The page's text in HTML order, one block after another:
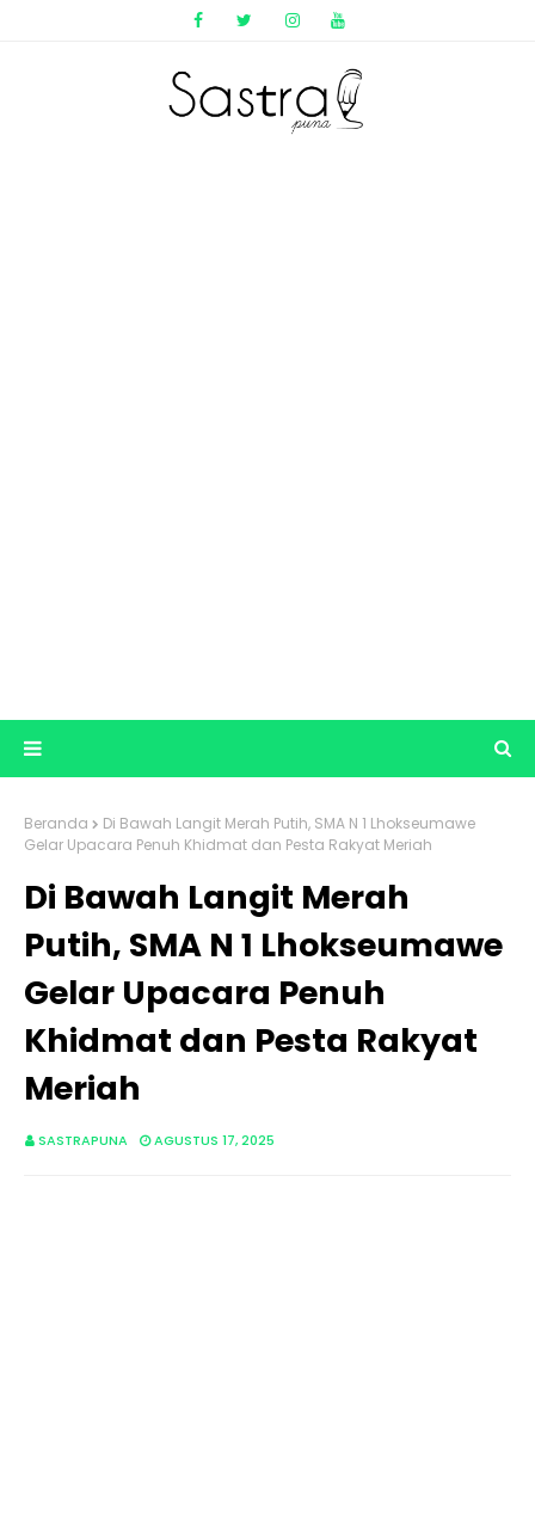
Beranda
Di Bawah Langit Merah Putih, SMA N 1 Lhokseumawe
Gelar Upacara Penuh Khidmat dan Pesta Rakyat Meriah
Di Bawah Langit Merah
Putih, SMA N 1 Lhokseumawe
Gelar Upacara Penuh
Khidmat dan Pesta Rakyat
Meriah
SASTRAPUNA AGUSTUS 17, 2025